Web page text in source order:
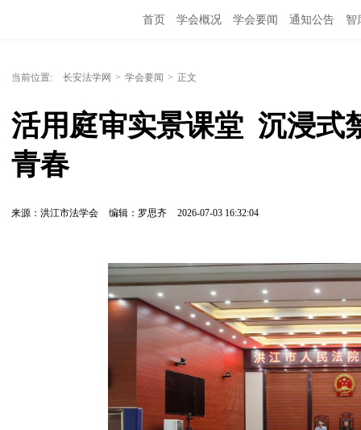
首页 学会概况 学会要闻 通知公告 智
当前位置: 长安法学网 > 学会要闻 > 正文
活用庭审实景课堂  沉浸式
青春
来源：洪江市法学会 编辑：罗思齐 2026-07-03 16:32:04